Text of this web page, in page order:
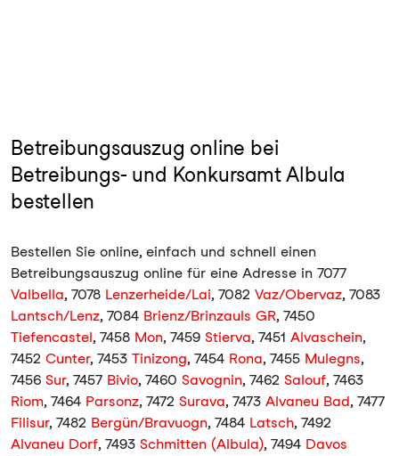
Betreibungsauszug online bei
Betreibungs- und Konkursamt Albula
bestellen
Bestellen Sie online, einfach und schnell einen
Betreibungsauszug online für eine Adresse in 7077
Valbella, 7078 Lenzerheide/Lai, 7082 Vaz/Obervaz, 7083
Lantsch/Lenz, 7084 Brienz/Brinzauls GR, 7450
Tiefencastel, 7458 Mon, 7459 Stierva, 7451 Alvaschein,
7452 Cunter, 7453 Tinizong, 7454 Rona, 7455 Mulegns,
7456 Sur, 7457 Bivio, 7460 Savognin, 7462 Salouf, 7463
Riom, 7464 Parsonz, 7472 Surava, 7473 Alvaneu Bad, 7477
Filisur, 7482 Bergün/Bravuogn, 7484 Latsch, 7492
Alvaneu Dorf, 7493 Schmitten (Albula), 7494 Davos